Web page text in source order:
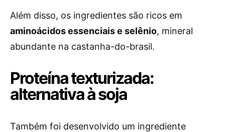
Além disso, os ingredientes são ricos em
aminoácidos essenciais e selênio, mineral
abundante na castanha-do-brasil.
Proteína texturizada:
alternativa à soja
Também foi desenvolvido um ingrediente